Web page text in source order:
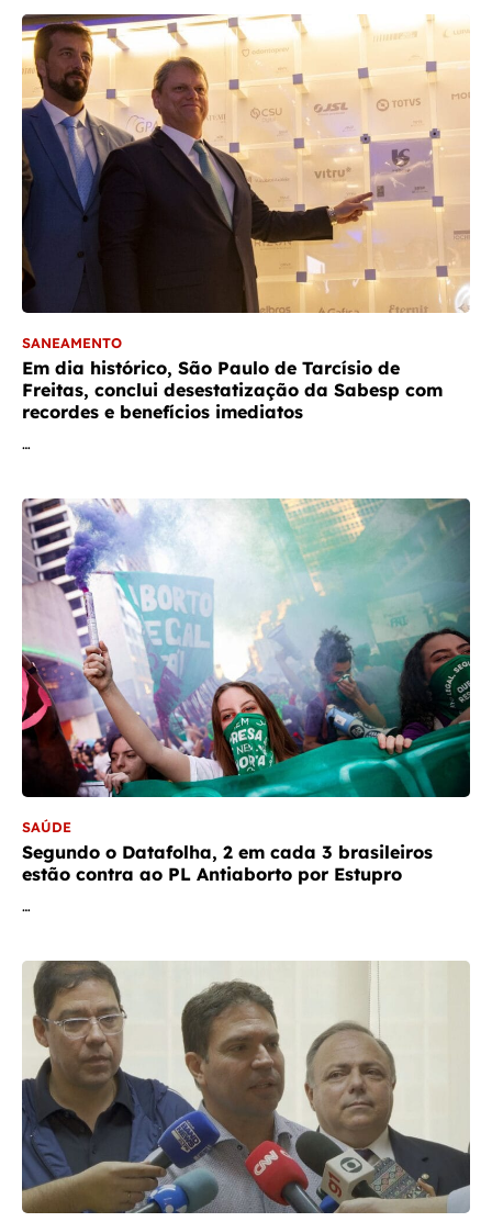
SANEAMENTO
Em dia histórico, São Paulo de Tarcísio de
Freitas, conclui desestatização da Sabesp com
recordes e benefícios imediatos
…
SAÚDE
Segundo o Datafolha, 2 em cada 3 brasileiros
estão contra ao PL Antiaborto por Estupro
…